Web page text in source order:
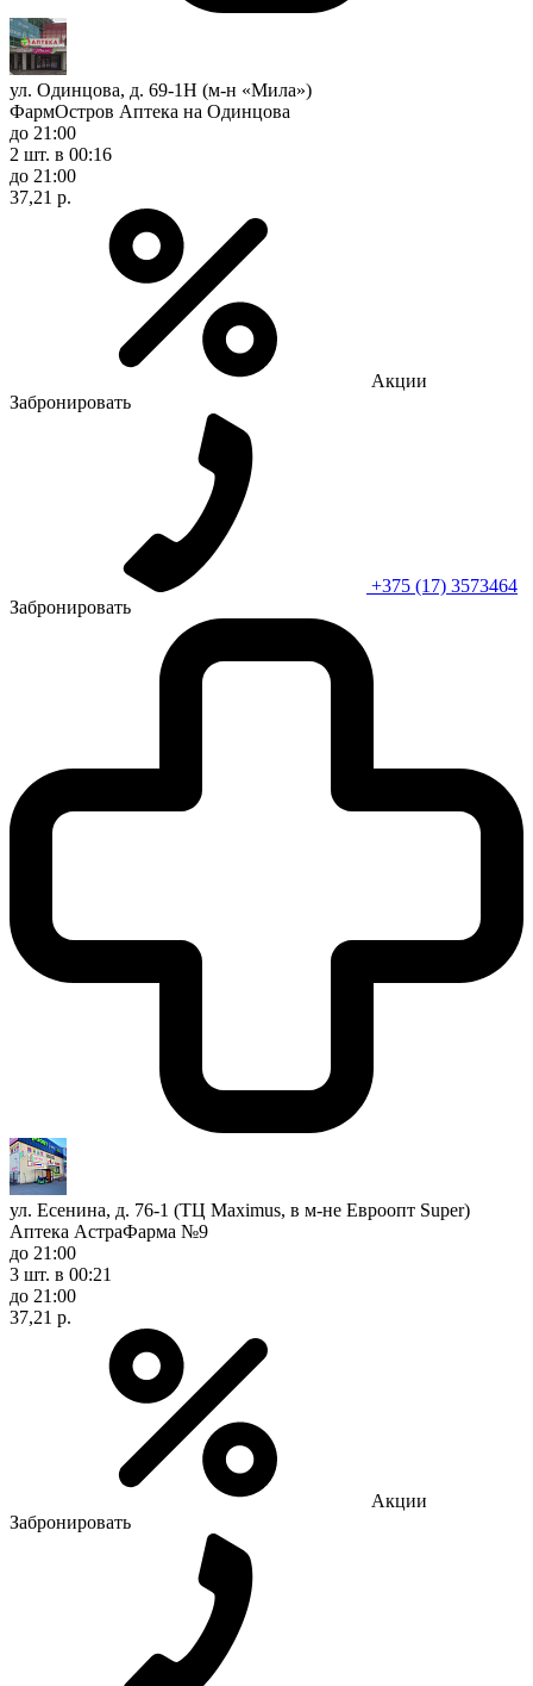
ул. Одинцова, д. 69-1Н (м-н «Мила»)
ФармОстров Аптека на Одинцова
до 21:00
2 шт. в 00:16
до 21:00
37,21 р.
Акции
Забронировать
+375 (17) 3573464
Забронировать
ул. Есенина, д. 76-1 (ТЦ Maximus, в м-не Евроопт Super)
Аптека АстраФарма №9
до 21:00
3 шт. в 00:21
до 21:00
37,21 р.
Акции
Забронировать